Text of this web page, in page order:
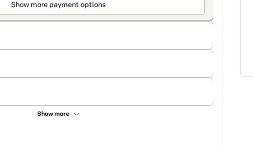
Show more payment options
Show more